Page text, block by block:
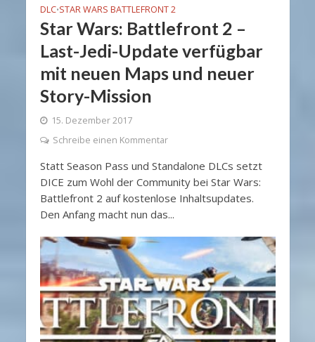
DLC•STAR WARS BATTLEFRONT 2
Star Wars: Battlefront 2 –
Last-Jedi-Update verfügbar
mit neuen Maps und neuer
Story-Mission
15. Dezember 2017
Schreibe einen Kommentar
Statt Season Pass und Standalone DLCs setzt
DICE zum Wohl der Community bei Star Wars:
Battlefront 2 auf kostenlose Inhaltsupdates.
Den Anfang macht nun das...